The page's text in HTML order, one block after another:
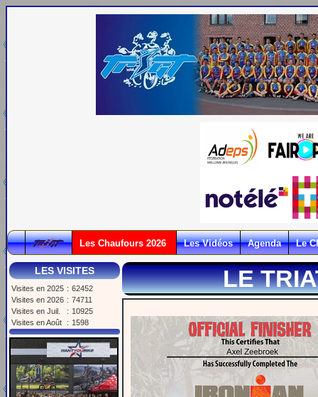
Les Chaufours 2026 Les Vidéos Agenda Le
LES VISITES
Visites en 2025 : 62452
Visites en 2026 : 74711
Visites en Juil.
: 10925
Visites en Août
: 1598
LE